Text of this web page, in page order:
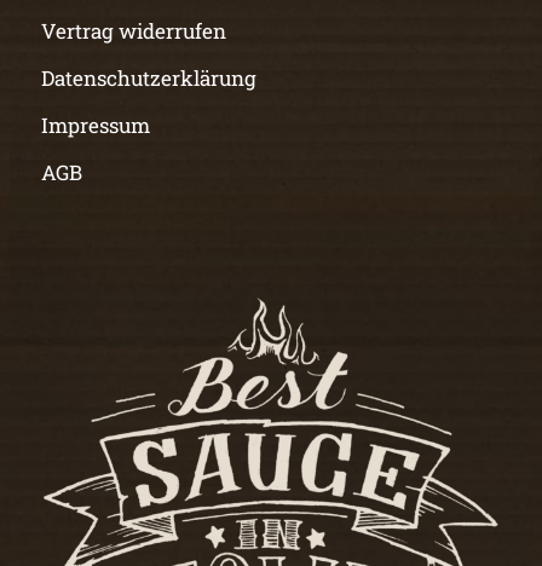
Vertrag widerrufen
Datenschutzerklärung
Impressum
AGB